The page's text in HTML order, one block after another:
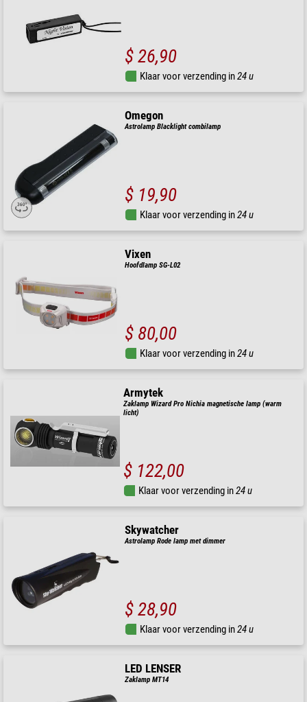
$ 26,90
Klaar voor verzending in24 u
Omegon
Astrolamp Blacklight combilamp
$ 19,90
Klaar voor verzending in24 u
Vixen
Hoofdlamp SG-L02
$ 80,00
Klaar voor verzending in24 u
Armytek
Zaklamp Wizard Pro Nichia magnetische lamp (warm
licht)
$ 122,00
Klaar voor verzending in24 u
Skywatcher
Astrolamp Rode lamp met dimmer
$ 28,90
Klaar voor verzending in24 u
LED LENSER
Zaklamp MT14